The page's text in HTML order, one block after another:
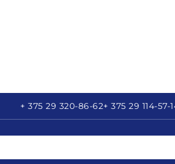
+ 375 29 320-86-62+ 375 29 114-57-